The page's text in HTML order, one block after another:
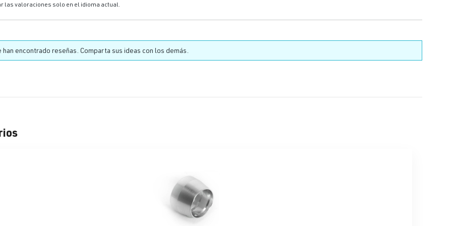
las valoraciones solo en el idioma actual.
han encontrado reseñas. Comparta sus ideas con los demás.
de productos